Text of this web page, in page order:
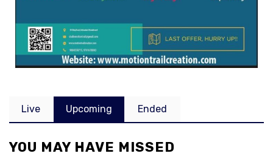
Live Upcoming Ended
YOU MAY HAVE MISSED